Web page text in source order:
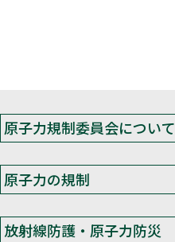
原子力規制委員会について
原子力の規制
放射線防護・原子力防災